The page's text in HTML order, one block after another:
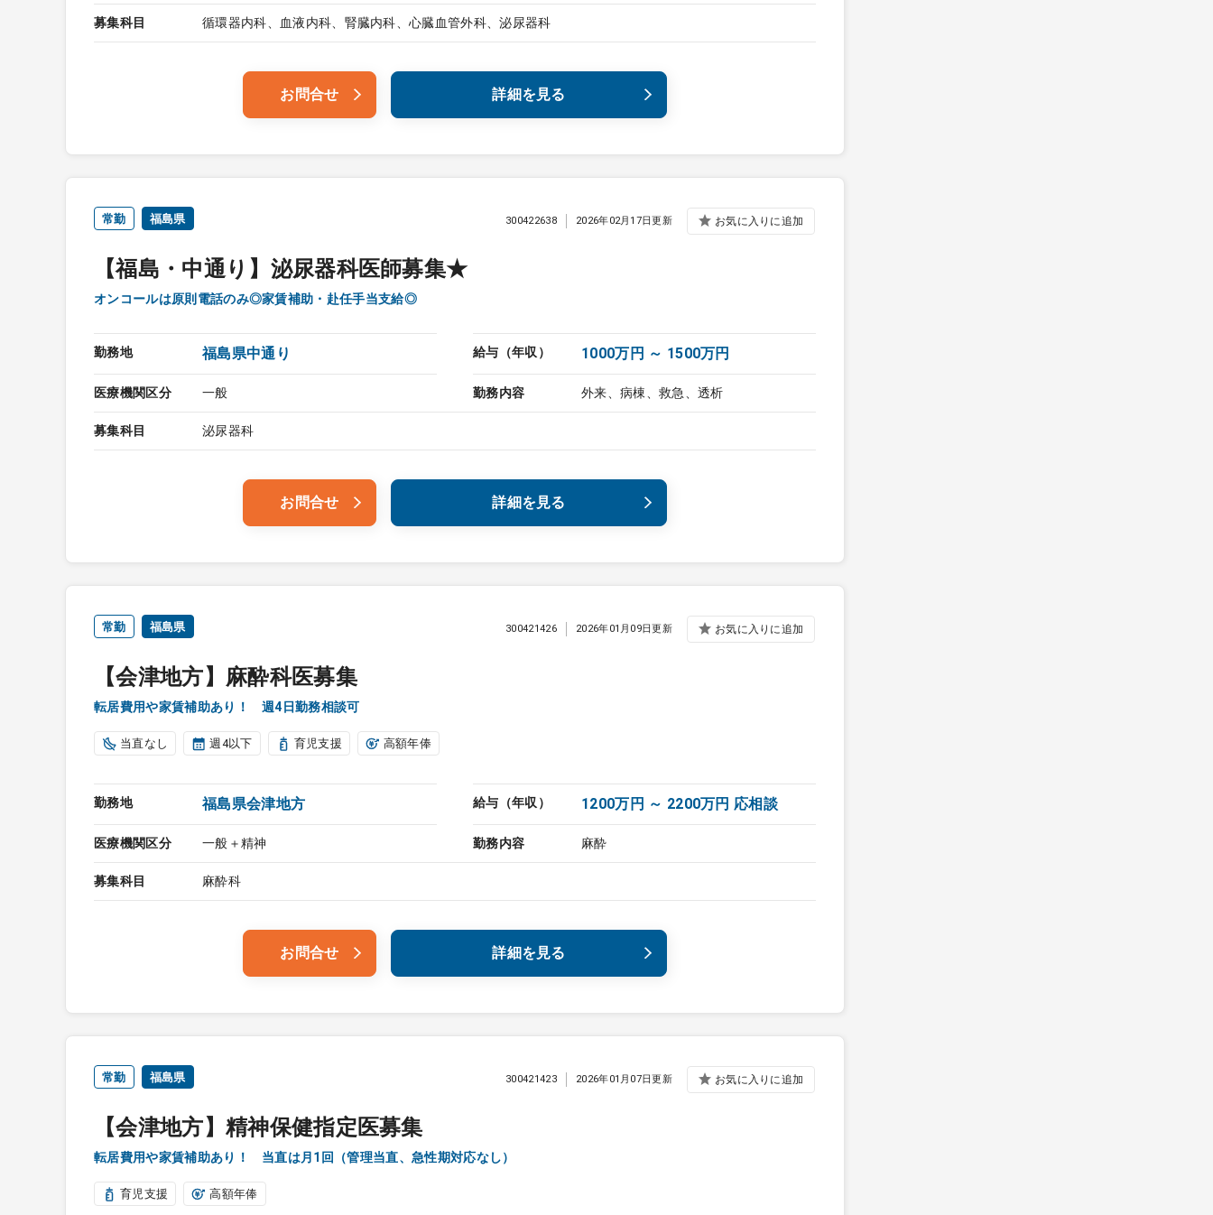
募集科目 循環器内科、血液内科、腎臓内科、心臓血管外科、泌尿器科
お問合せ 詳細を見る
常勤 福島県
【福島・中通り】泌尿器科医師募集★
オンコールは原則電話のみ◎家賃補助・赴任手当支給◎
300422638 2026年02月17日更新 お気に入りに追加
勤務地 福島県中通り 給与（年収） 1000万円 ～ 1500万円
医療機関区分 一般 勤務内容 外来、病棟、救急、透析
募集科目 泌尿器科
お問合せ 詳細を見る
常勤 福島県
【会津地方】麻酔科医募集
転居費用や家賃補助あり！ 週4日勤務相談可
300421426 2026年01月09日更新 お気に入りに追加
当直なし 週4以下 育児支援 高額年俸
勤務地 福島県会津地方 給与（年収） 1200万円 ～ 2200万円 応相談
医療機関区分 一般＋精神 勤務内容 麻酔
募集科目 麻酔科
お問合せ 詳細を見る
常勤 福島県
【会津地方】精神保健指定医募集
転居費用や家賃補助あり！ 当直は月1回（管理当直、急性期対応なし）
300421423 2026年01月07日更新 お気に入りに追加
育児支援 高額年俸